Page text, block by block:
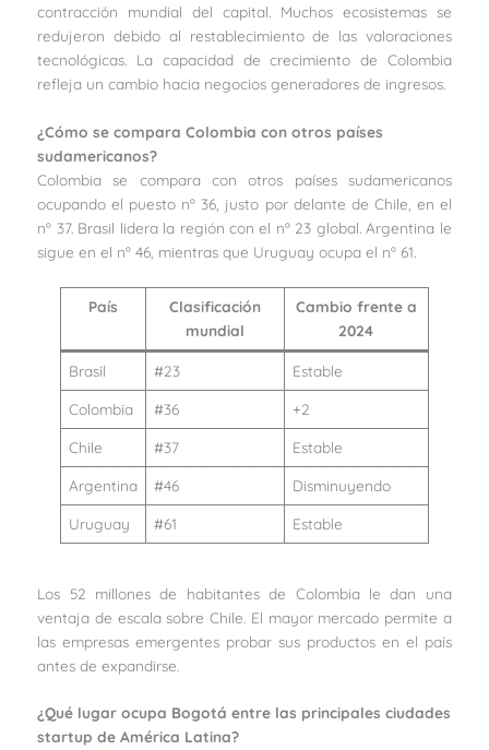
contracción mundial del capital. Muchos ecosistemas se
redujeron debido al restablecimiento de las valoraciones
tecnológicas. La capacidad de crecimiento de Colombia
refleja un cambio hacia negocios generadores de ingresos.
¿Cómo se compara Colombia con otros países
sudamericanos?
Colombia se compara con otros países sudamericanos
ocupando el puesto nº 36, justo por delante de Chile, en el
nº 37. Brasil lidera la región con el nº 23 global. Argentina le
sigue en el nº 46, mientras que Uruguay ocupa el nº 61.
País
Clasificación
mundial
Cambio frente a
2024
Brasil #23 Estable
Colombia #36 +2
Chile #37 Estable
Argentina #46 Disminuyendo
Uruguay #61 Estable
Los 52 millones de habitantes de Colombia le dan una
ventaja de escala sobre Chile. El mayor mercado permite a
las empresas emergentes probar sus productos en el país
antes de expandirse.
¿Qué lugar ocupa Bogotá entre las principales ciudades
startup de América Latina?